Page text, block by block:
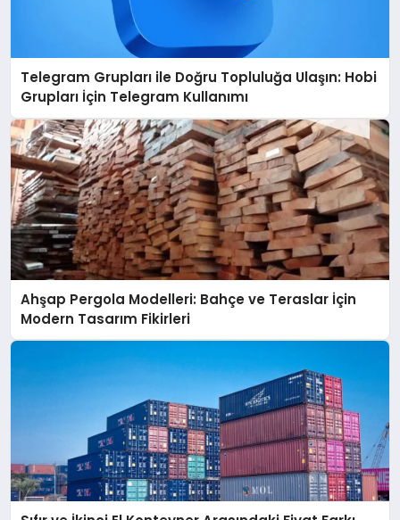
Telegram Grupları ile Doğru Topluluğa Ulaşın: Hobi
Grupları İçin Telegram Kullanımı
Ahşap Pergola Modelleri: Bahçe ve Teraslar İçin
Modern Tasarım Fikirleri